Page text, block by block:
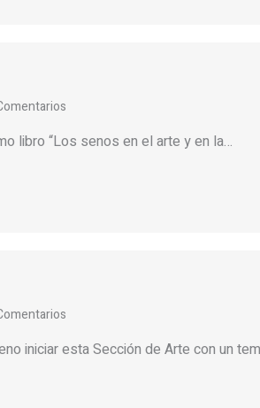
libro “Los senos en el arte y en la…
iniciar esta Sección de Arte con un